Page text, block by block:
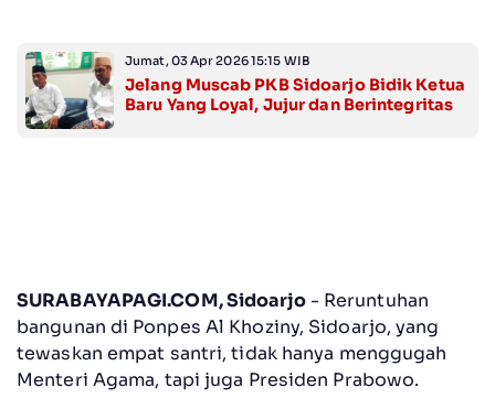
Jumat, 03 Apr 2026 15:15 WIB
Jelang Muscab PKB Sidoarjo Bidik Ketua
Baru Yang Loyal, Jujur dan Berintegritas
SURABAYAPAGI.COM, Sidoarjo- Reruntuhan
bangunan di Ponpes Al Khoziny, Sidoarjo, yang
tewaskan empat santri, tidak hanya menggugah
Menteri Agama, tapi juga Presiden Prabowo.